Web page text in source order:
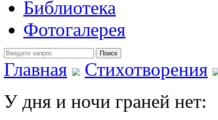
Библиотека
Фотогалерея
Главная
Стихотворения
У дня и ночи граней нет: